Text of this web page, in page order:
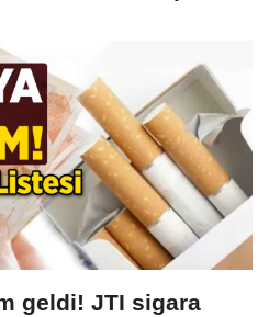
geldi! JTI sigara